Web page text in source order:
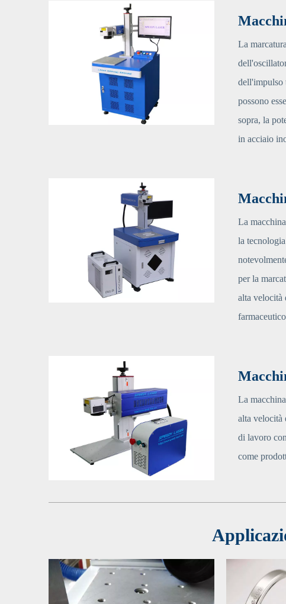
La
dell'impulso
possono
sopra, la
in acciaio
La
la
per la
alta velocità
La
alta velocità
di lavoro
come